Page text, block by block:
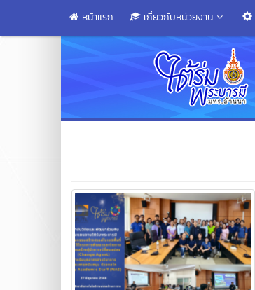
หน้าแรก เกี่ยวกับหน่วยงาน